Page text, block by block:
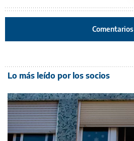
Comentarios
Lo más leído por los socios